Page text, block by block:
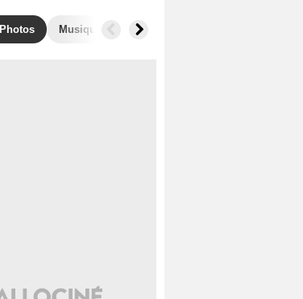
Photos Musique Secrets de tournage